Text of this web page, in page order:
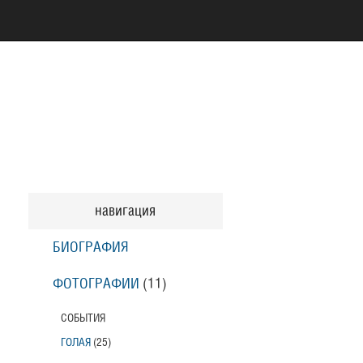
навигация
БИОГРАФИЯ
ФОТОГРАФИИ (11 )
СОБЫТИЯ
ГОЛАЯ (25)